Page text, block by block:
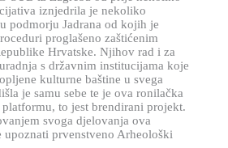
iznjedrila je nekoliko
podmorju Jadrana od kojih je
proglašeno zaštićenim
Hrvatske. Njihov rad i za
s državnim institucijama koje
kulturne baštine u svega
je samu sebe te je ova ronilačka
to jest brendirani projekt.
svoga djelovanja ova
prvenstveno Arheološki